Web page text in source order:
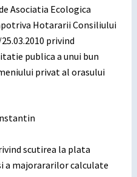
Asociatia Ecologica
Hotararii Consiliului
privind
publica a unui bun
privat al orasului
scutirea la plata
a majorararilor calculate